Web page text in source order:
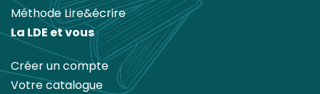
Méthode Lire&écrire
La LDE et vous
Créer un compte
Votre catalogue